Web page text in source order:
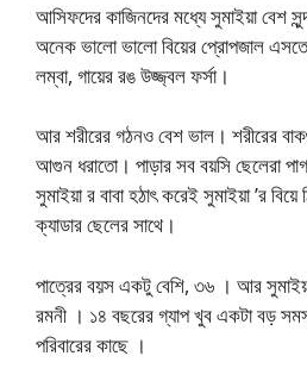
আসিফদের কাজিনদের মধ্যে সুমাইয়া বেশ
অনেক ভালো ভালো বিয়ের প্রোপজাল
লম্বা, গায়ের রঙ উজ্জ্বল ফর্সা।
আর শরীরের গঠনও বেশ ভাল। শরীরের
আগুন ধরাতো। পাড়ার সব বয়সি ছেলেরা
সুমাইয়া র বাবা হঠাৎ করেই সুমাইয়া ’র
ক্যাডার ছেলের সাথে।
পাত্রের বয়স একটু বেশি, ৩৬ । আর
রমনী । ১৪ বছরের গ্যাপ খুব একটা বড়
পরিবারের কাছে ।